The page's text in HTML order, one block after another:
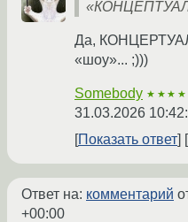
Да,
«шоу»... ;)))
Somebody ★★★★
31.03.2026
Показать ответ
Ответ на: комментарий
+00:00